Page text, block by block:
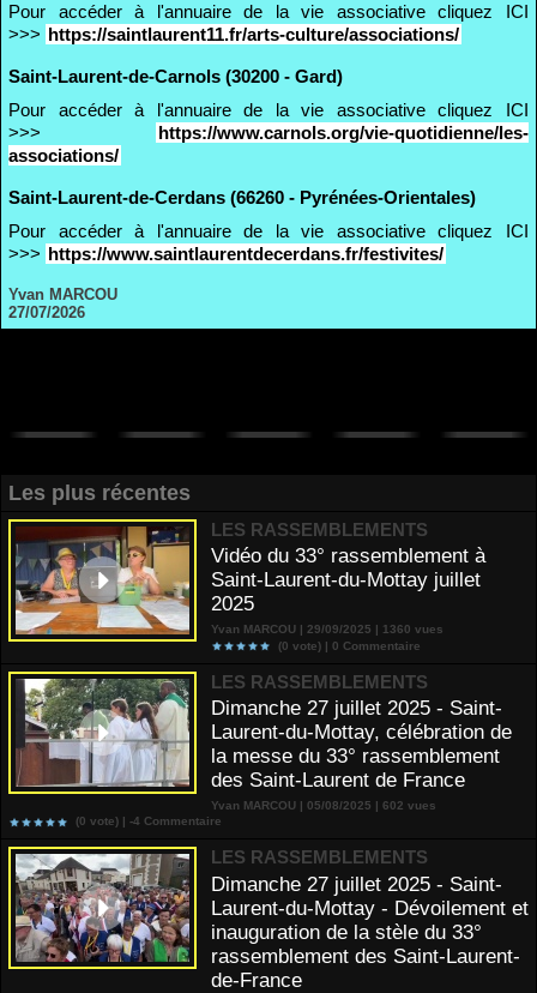
Pour accéder à l'annuaire de la vie associative cliquez ICI
>>> https://saintlaurent11.fr/arts-culture/associations/
Saint-Laurent-de-Carnols (30200 - Gard)
Pour accéder à l'annuaire de la vie associative cliquez ICI
>>>
https://www.carnols.org/vie-quotidienne/les-
associations/
Saint-Laurent-de-Cerdans (66260 - Pyrénées-Orientales)
Pour accéder à l'annuaire de la vie associative cliquez ICI
>>> https://www.saintlaurentdecerdans.fr/festivites/
Yvan MARCOU
27/07/2026
Les plus récentes
LES RASSEMBLEMENTS
Vidéo du 33° rassemblement à
Saint-Laurent-du-Mottay juillet
2025
Yvan MARCOU | 29/09/2025 | 1360 vues
(0 vote) | 0 Commentaire
LES RASSEMBLEMENTS
Dimanche 27 juillet 2025 - Saint-
Laurent-du-Mottay, célébration de
la messe du 33° rassemblement
des Saint-Laurent de France
Yvan MARCOU | 05/08/2025 | 602 vues
(0 vote) | -4 Commentaire
LES RASSEMBLEMENTS
Dimanche 27 juillet 2025 - Saint-
Laurent-du-Mottay - Dévoilement et
inauguration de la stèle du 33°
rassemblement des Saint-Laurent-
de-France